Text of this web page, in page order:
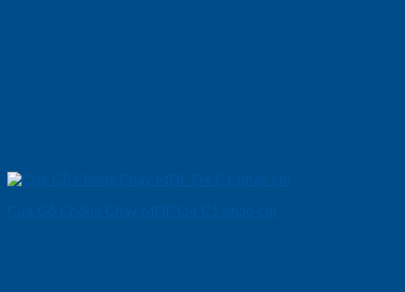
Cửa Gỗ Chống Cháy MDF O4 C1 phao chi